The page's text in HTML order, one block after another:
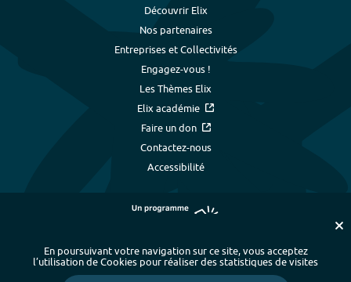
Découvrir Elix
Nos partenaires
Entreprises et Collectivités
Engagez-vous !
Les Thèmes Elix
Elix académie
Faire un don
Contactez-nous
Accessibilité
Plan du site - Index alphabétique -
En poursuivant votre navigation sur ce site, vous acceptez
l’utilisation de Cookies pour réaliser des statistiques de visites